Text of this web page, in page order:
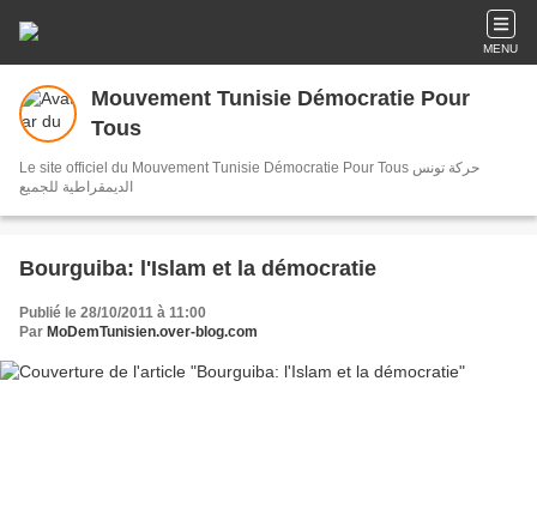
MENU
Mouvement Tunisie Démocratie Pour
Tous
Le site officiel du Mouvement Tunisie Démocratie Pour Tous حركة تونس
الديمقراطية للجميع
Bourguiba: l'Islam et la démocratie
Publié le 28/10/2011 à 11:00
Par MoDemTunisien.over-blog.com